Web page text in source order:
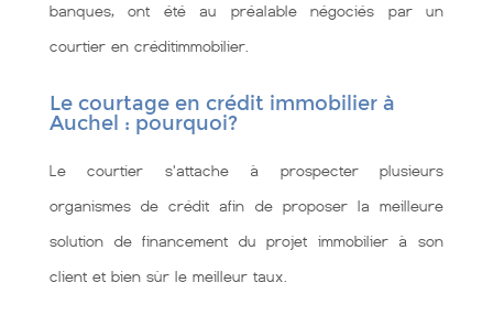
banques, ont été au préalable négociés par un
courtier en créditimmobilier.
Le courtage en crédit immobilier à
Auchel : pourquoi?
Le courtier s'attache à prospecter plusieurs
organismes de crédit afin de proposer la meilleure
solution de financement du projet immobilier à son
client et bien sùr le meilleur taux.